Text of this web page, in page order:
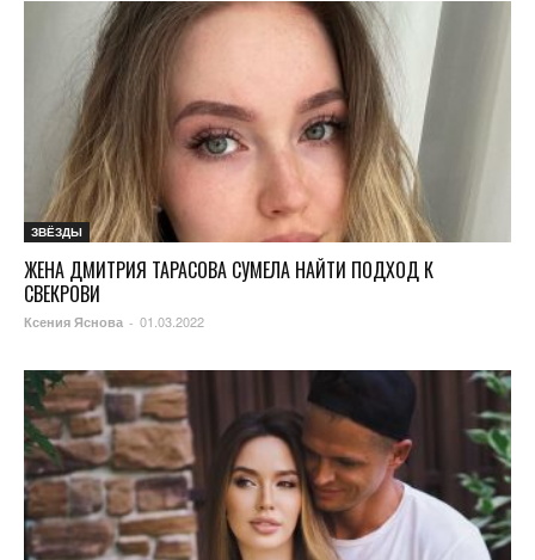
ЗВЁЗДЫ
ЖЕНА ДМИТРИЯ ТАРАСОВА СУМЕЛА НАЙТИ ПОДХОД К
СВЕКРОВИ
Ксения Яснова - 01.03.2022